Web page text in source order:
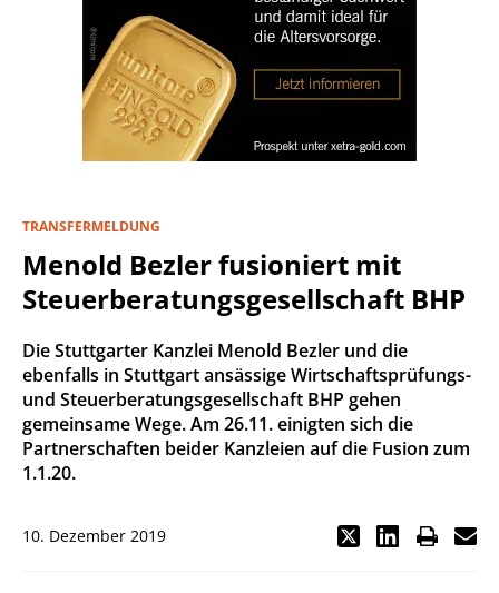
TRANSFERMELDUNG
Menold Bezler fusioniert mit
Steuerberatungsgesellschaft BHP
Die Stuttgarter Kanzlei Menold Bezler und die
ebenfalls in Stuttgart ansässige Wirtschaftsprüfungs-
und Steuerberatungsgesellschaft BHP gehen
gemeinsame Wege. Am 26.11. einigten sich die
Partnerschaften beider Kanzleien auf die Fusion zum
1.1.20.
10. Dezember 2019